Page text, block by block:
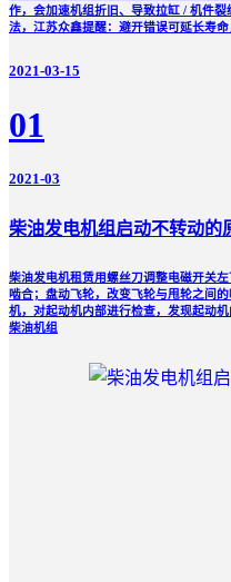
作，会加速机组折旧、导致拉缸 / 机件
法，江苏众鑫提醒：避开错误可延长寿
2021-03-15
01
2021-03
柴油发电机组启动不转动的
柴油发电机租赁用螺丝刀调整电磁开关
啮合；盘动飞轮，改变飞轮与甩轮之间
机，对起动机内部进行检查，发现起动
柴油机组